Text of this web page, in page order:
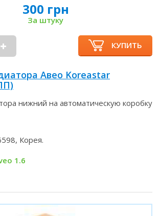
300 грн
За штуку
КУПИТЬ
Авео Koreastar
нижний на автоматическую коробку
Корея.
1.6